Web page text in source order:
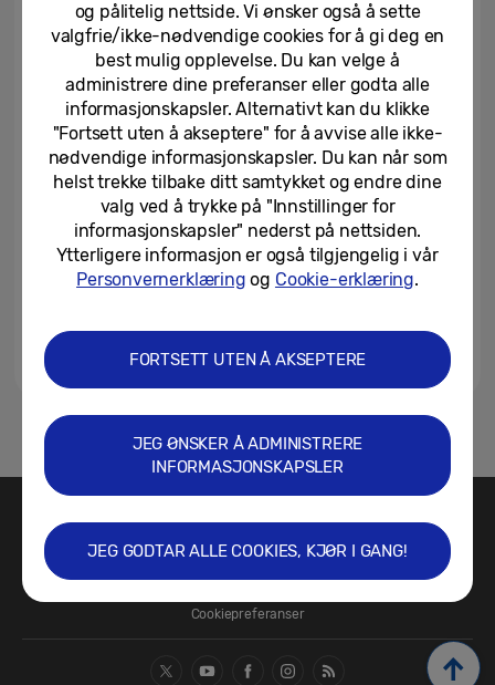
Samsung One UI 7 Beta rulles ut
og gir et innblikk i fremtidens
mobil-AI
05/12/2024
Samsung One UI 7 forbedrer
sikkerheten og personvernet i
AI-æraen, og gir brukerne...
Kontakt oss
SAMSUNG.NO
Cookiepreferanser
og pålitelig nettside. Vi ønsker også å sette
valgfrie/ikke-nødvendige cookies for å gi deg en
best mulig opplevelse. Du kan velge å
administrere dine preferanser eller godta alle
informasjonskapsler. Alternativt kan du klikke
"Fortsett uten å akseptere" for å avvise alle ikke-
nødvendige informasjonskapsler. Du kan når som
helst trekke tilbake ditt samtykket og endre dine
valg ved å trykke på "Innstillinger for
informasjonskapsler" nederst på nettsiden.
Ytterligere informasjon er også tilgjengelig i vår
Personvernerklæring og Cookie-erklæring.
FORTSETT UTEN Å AKSEPTERE
JEG ØNSKER Å ADMINISTRERE
INFORMASJONSKAPSLER
JEG GODTAR ALLE COOKIES, KJØR I GANG!